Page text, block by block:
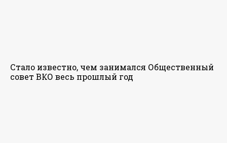
Стало известно, чем занимался Общественный
совет ВКО весь прошлый год